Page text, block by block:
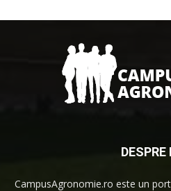
DESPRE
CampusAgronomie.ro este un